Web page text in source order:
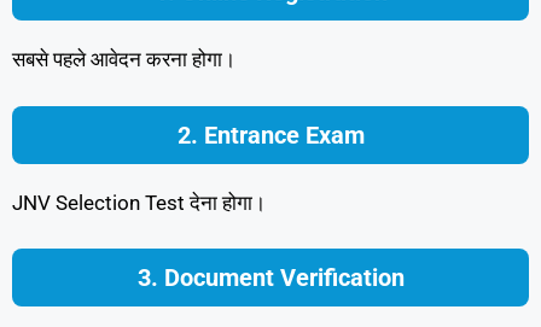
सबसे पहले आवेदन करना होगा।
2. Entrance Exam
JNV Selection Test देना होगा।
3. Document Verification